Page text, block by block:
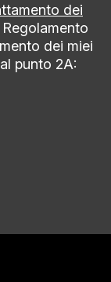
dei
Regolamento
dei miei
punto 2A: